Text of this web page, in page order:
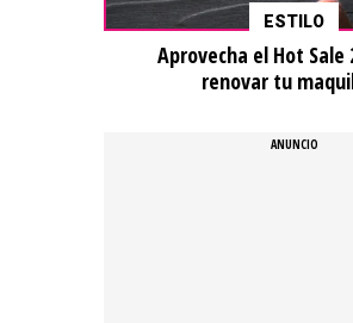
ESTILO
Aprovecha el Hot Sale
renovar tu